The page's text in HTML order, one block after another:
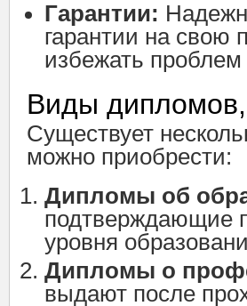
Гарантии:
гарантии на свою
избежать
Виды
Существует
можно приобрести:
Дипломы об
подтверждающие
уровня
Дипломы о
выдают после